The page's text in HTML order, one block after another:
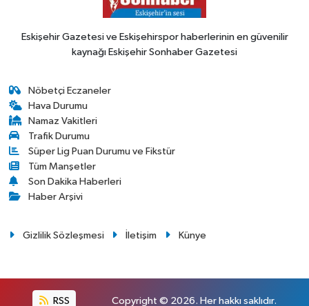
Eskişehir Gazetesi ve Eskişehirspor haberlerinin en güvenilir
kaynağı Eskişehir Sonhaber Gazetesi
Nöbetçi Eczaneler
Hava Durumu
Namaz Vakitleri
Trafik Durumu
Süper Lig Puan Durumu ve Fikstür
Tüm Manşetler
Son Dakika Haberleri
Haber Arşivi
Gizlilik Sözleşmesi İletişim Künye
RSS Copyright © 2026. Her hakkı saklıdır.